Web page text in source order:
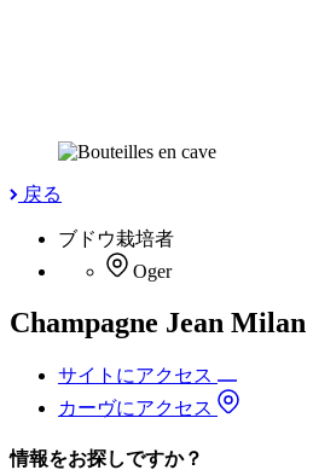
戻る
ブドウ栽培者
Oger
Champagne Jean Milan
サイトにアクセス
カーヴにアクセス
情報をお探しですか？